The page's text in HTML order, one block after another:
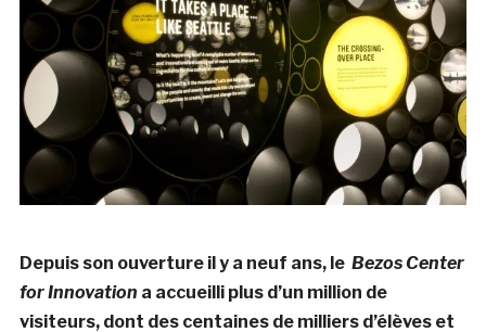
Depuis son ouverture il y a neuf ans, le Bezos Center
for Innovation a accueilli plus d’un million de
visiteurs, dont des centaines de milliers d’élèves et